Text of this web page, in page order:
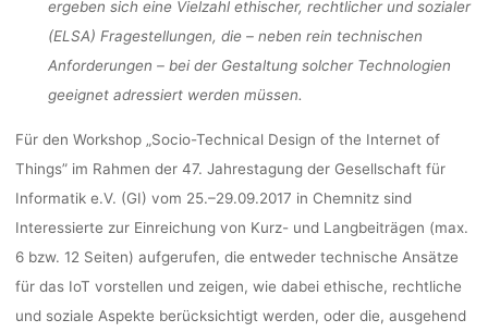
CHEMNITZ)
dests 28. Februar 2017
ergeben sich eine Vielzahl ethischer, rechtlicher und sozialer
(ELSA) Fragestellungen, die – neben rein technischen
Anforderungen – bei der Gestaltung solcher Technologien
geeignet adressiert werden müssen.
Für den Workshop „Socio-Technical Design of the Internet of
Things” im Rahmen der 47. Jahrestagung der Gesellschaft für
Informatik e.V. (GI) vom 25.–29.09.2017 in Chemnitz sind
Interessierte zur Einreichung von Kurz- und Langbeiträgen (max.
6 bzw. 12 Seiten) aufgerufen, die entweder technische Ansätze
für das IoT vorstellen und zeigen, wie dabei ethische, rechtliche
und soziale Aspekte berücksichtigt werden, oder die, ausgehend